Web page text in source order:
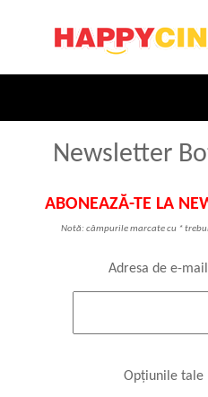
Newsletter
ABONEAZĂ-TE LA
Notă: câmpurile marcate cu *
Adresa de e-mail
Opțiunile tale